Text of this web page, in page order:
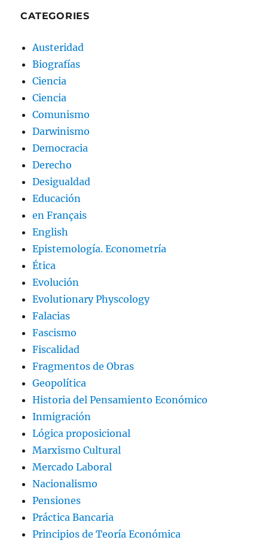
CATEGORIES
Austeridad
Biografías
Ciencia
Ciencia
Comunismo
Darwinismo
Democracia
Derecho
Desigualdad
Educación
en Français
English
Epistemología. Econometría
Ética
Evolución
Evolutionary Physcology
Falacias
Fascismo
Fiscalidad
Fragmentos de Obras
Geopolítica
Historia del Pensamiento Económico
Inmigración
Lógica proposicional
Marxismo Cultural
Mercado Laboral
Nacionalismo
Pensiones
Práctica Bancaria
Principios de Teoría Económica